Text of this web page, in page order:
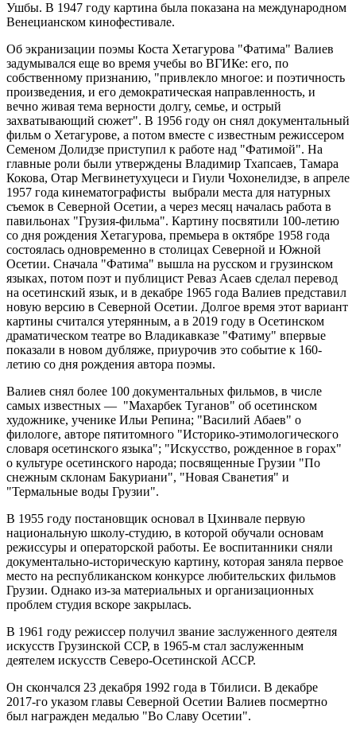
Ушбы. В 1947 году картина была показана на международном
Венецианском кинофестивале.
Об экранизации поэмы Коста Хетагурова "Фатима" Валиев
задумывался еще во время учебы во ВГИКе: его, по
собственному признанию, "привлекло многое: и поэтичность
произведения, и его демократическая направленность, и
вечно живая тема верности долгу, семье, и острый
захватывающий сюжет". В 1956 году он снял документальный
фильм о Хетагурове, а потом вместе с известным режиссером
Семеном Долидзе приступил к работе над "Фатимой". На
главные роли были утверждены Владимир Тхапсаев, Тамара
Кокова, Отар Мегвинетухуцеси и Гиули Чохонелидзе, в апреле
1957 года кинематографисты выбрали места для натурных
съемок в Северной Осетии, а через месяц началась работа в
павильонах "Грузия-фильма". Картину посвятили 100-летию
со дня рождения Хетагурова, премьера в октябре 1958 года
состоялась одновременно в столицах Северной и Южной
Осетии. Сначала "Фатима" вышла на русском и грузинском
языках, потом поэт и публицист Реваз Асаев сделал перевод
на осетинский язык, и в декабре 1965 года Валиев представил
новую версию в Северной Осетии. Долгое время этот вариант
картины считался утерянным, а в 2019 году в Осетинском
драматическом театре во Владикавказе "Фатиму" впервые
показали в новом дубляже, приурочив это событие к 160-
летию со дня рождения автора поэмы.
Валиев снял более 100 документальных фильмов, в числе
самых известных — "Махарбек Туганов" об осетинском
художнике, ученике Ильи Репина; "Василий Абаев" о
филологе, авторе пятитомного "Историко-этимологического
словаря осетинского языка"; "Искусство, рожденное в горах"
о культуре осетинского народа; посвященные Грузии "По
снежным склонам Бакуриани", "Новая Сванетия" и
"Термальные воды Грузии".
В 1955 году постановщик основал в Цхинвале первую
национальную школу-студию, в которой обучали основам
режиссуры и операторской работы. Ее воспитанники сняли
документально-историческую картину, которая заняла первое
место на республиканском конкурсе любительских фильмов
Грузии. Однако из-за материальных и организационных
проблем студия вскоре закрылась.
В 1961 году режиссер получил звание заслуженного деятеля
искусств Грузинской ССР, в 1965-м стал заслуженным
деятелем искусств Северо-Осетинской АССР.
Он скончался 23 декабря 1992 года в Тбилиси. В декабре
2017-го указом главы Северной Осетии Валиев посмертно
был награжден медалью "Во Славу Осетии".